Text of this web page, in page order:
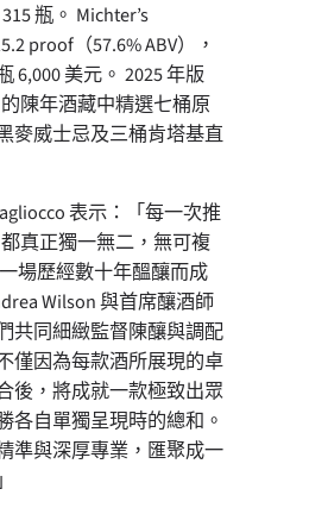
瓶。 Michter’s
proof（57.6% ABV），
6,000 美元。 2025 年版
的陳年酒藏中精選七桶原
麥威士忌及三桶肯塔基直
表示：「每一次推
都真正獨一無二，無可複
場歷經數十年醞釀而成
Wilson 與首席釀酒師
共同細緻監督陳釀與調配
僅因為每款酒所展現的卓
後，將成就一款極致出眾
各自單獨呈現時的總和。
準與深厚專業，匯聚成一